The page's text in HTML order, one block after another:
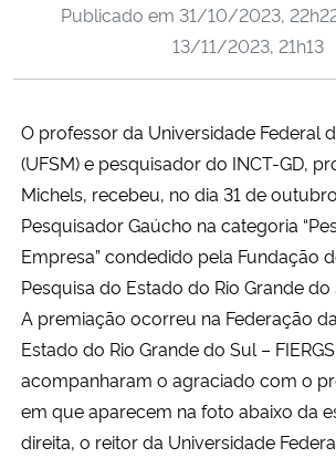
Ministério de Minas e Energia
Ministério da Ciência, Tecnologia, Inovações e
Ministério do Meio Ambiente
Ministério do Turismo
Ministério do Desenvolvimento Regional
Controladoria-Geral da União
Ministério da Mulher, da Família e dos Direitos
Secretaria-Geral
Publicado em 31/10/2023,
13/11/2023, 21h13
O professor da Universidade Federal
(UFSM) e pesquisador do INCT-GD,
Michels, recebeu, no dia 31 de
Pesquisador Gaúcho na categoria
Empresa” condedido pela Fundação
Pesquisa do Estado do Rio Grande do
A premiação ocorreu na Federação
Estado do Rio Grande do Sul –
acompanharam o agraciado com o
em que aparecem na foto abaixo da
direita, o reitor da Universidade